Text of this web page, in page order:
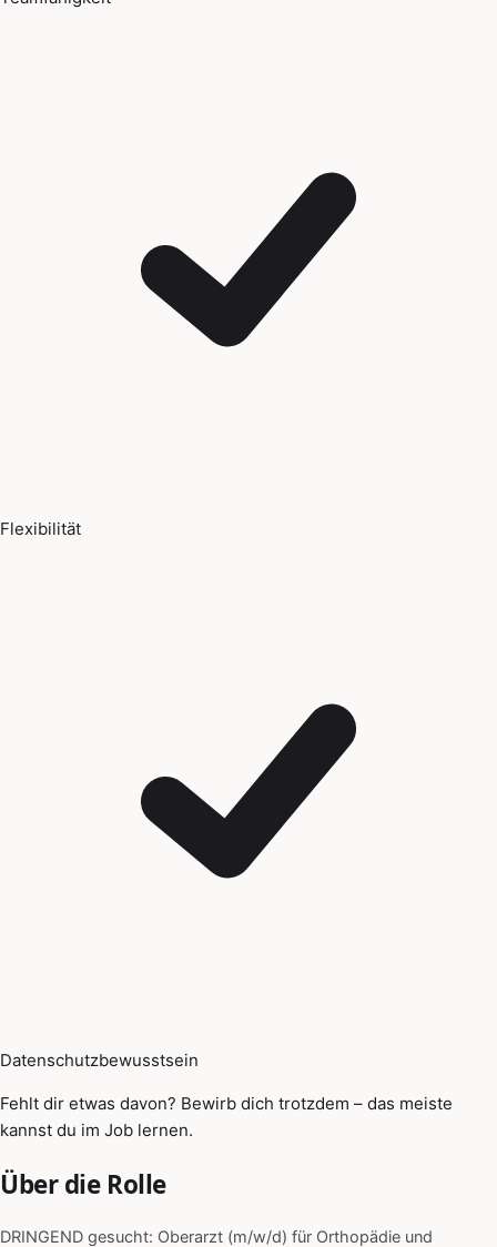
Flexibilität
Datenschutzbewusstsein
Fehlt dir etwas davon? Bewirb dich trotzdem – das meiste
kannst du im Job lernen.
Über die Rolle
DRINGEND gesucht: Oberarzt (m/w/d) für Orthopädie und